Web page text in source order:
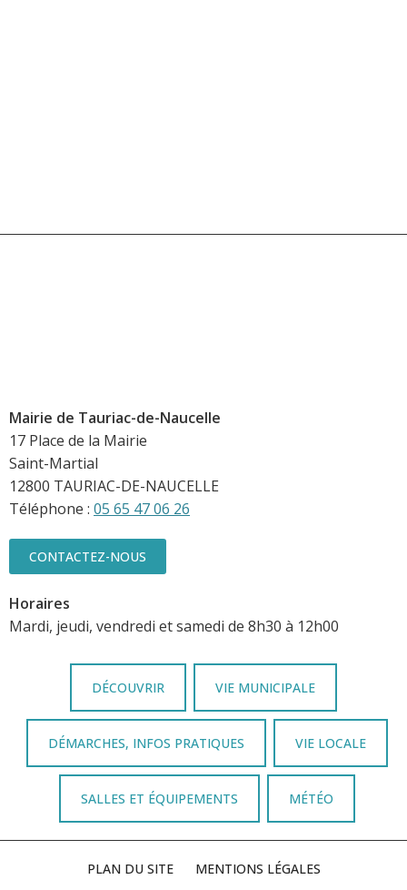
Mairie de Tauriac-de-Naucelle
17 Place de la Mairie
Saint-Martial
12800 TAURIAC-DE-NAUCELLE
Téléphone : 05 65 47 06 26
CONTACTEZ-NOUS
Horaires
Mardi, jeudi, vendredi et samedi de 8h30 à 12h00
DÉCOUVRIR VIE MUNICIPALE
DÉMARCHES, INFOS PRATIQUES VIE LOCALE
SALLES ET ÉQUIPEMENTS MÉTÉO
PLAN DU SITE
MENTIONS LÉGALES